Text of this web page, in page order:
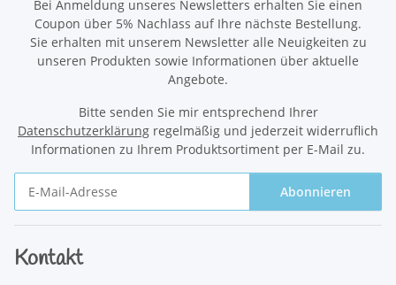
Bei Anmeldung unseres Newsletters erhalten Sie einen
Coupon über 5% Nachlass auf Ihre nächste Bestellung.
Sie erhalten mit unserem Newsletter alle Neuigkeiten zu
unseren Produkten sowie Informationen über aktuelle
Angebote.
Bitte senden Sie mir entsprechend Ihrer
Datenschutzerklärung regelmäßig und jederzeit widerruflich
Informationen zu Ihrem Produktsortiment per E-Mail zu.
Abonnieren
Kontakt